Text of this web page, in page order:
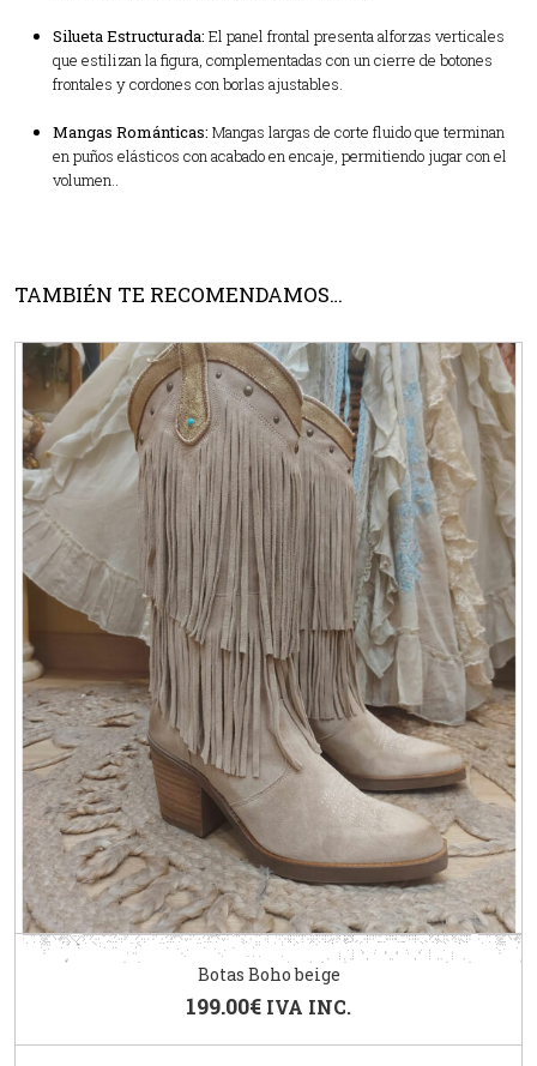
Silueta Estructurada: El panel frontal presenta alforzas verticales
que estilizan la figura, complementadas con un cierre de botones
frontales y cordones con borlas ajustables.
Mangas Románticas: Mangas largas de corte fluido que terminan
en puños elásticos con acabado en encaje, permitiendo jugar con el
volumen..
TAMBIÉN TE RECOMENDAMOS…
Botas Boho beige
199.00€ IVA INC.